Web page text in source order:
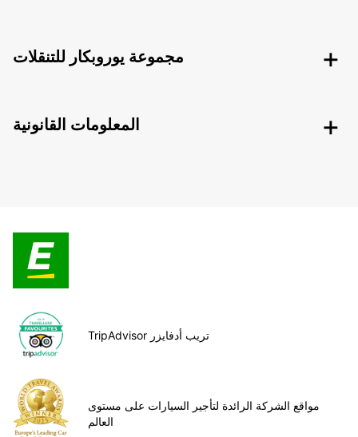
مجموعة يوروبكار للتنقلات
المعلومات القانونية
TripAdvisor تريب أدفايزر
مواقع الشركة الرائدة لتأجير السيارات على مستوى
العالم